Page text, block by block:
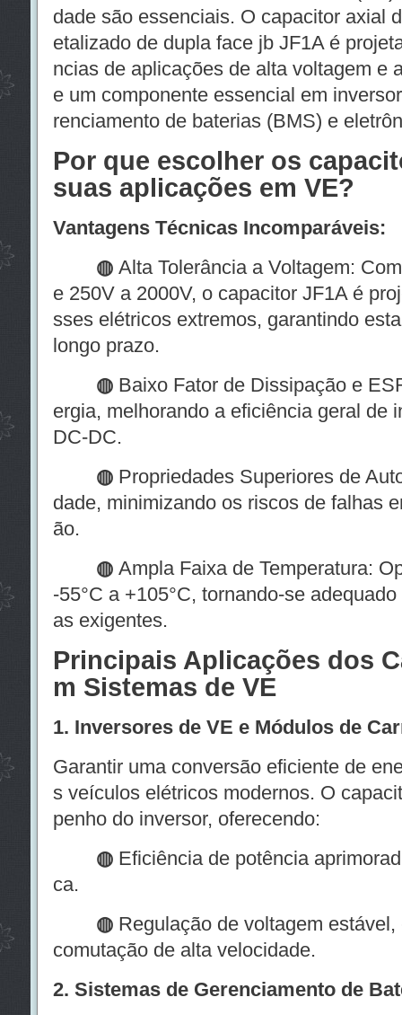
dade são essenciais. O capacitor axial
etalizado de dupla face jb JF1A é
ncias de aplicações de alta voltagem e
e um componente essencial em
renciamento de baterias (BMS) e
Por que escolher os
suas aplicações em VE?
Vantagens Técnicas Incomparáveis:
◍ Alta Tolerância a Voltagem:
e 250V a 2000V, o capacitor JF1A é
sses elétricos extremos, garantindo
longo prazo.
◍ Baixo Fator de Dissipação e
ergia, melhorando a eficiência geral de
DC-DC.
◍ Propriedades Superiores de
dade, minimizando os riscos de falhas
ão.
◍ Ampla Faixa de Temperatura:
-55°C a +105°C, tornando-se
as exigentes.
Principais Aplicações dos
m Sistemas de VE
1. Inversores de VE e Módulos de
Garantir uma conversão eficiente de
s veículos elétricos modernos. O
penho do inversor, oferecendo:
◍ Eficiência de potência
ca.
◍ Regulação de voltagem
comutação de alta velocidade.
2. Sistemas de Gerenciamento de